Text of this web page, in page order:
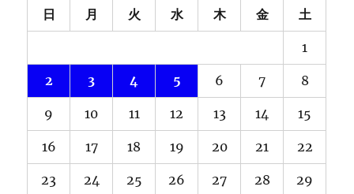
日 月 火 水 木 金 土
1
2 3 4 5 6 7 8
9 10 11 12 13 14 15
16 17 18 19 20 21 22
23 24 25 26 27 28 29